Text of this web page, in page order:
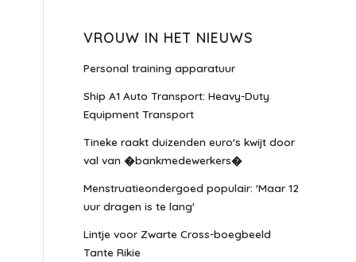
VROUW IN HET NIEUWS
Personal training apparatuur
Ship A1 Auto Transport: Heavy-Duty
Equipment Transport
Tineke raakt duizenden euro's kwijt door
val van �bankmedewerkers�
Menstruatieondergoed populair: 'Maar 12
uur dragen is te lang'
Lintje voor Zwarte Cross-boegbeeld
Tante Rikie